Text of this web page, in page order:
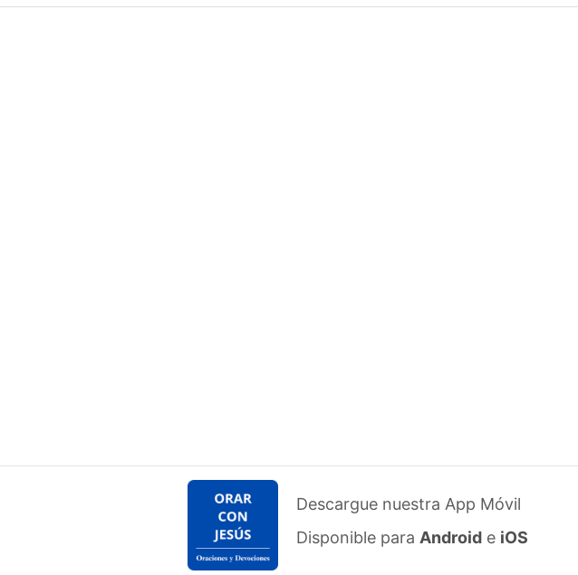
Descargue nuestra App Móvil
Disponible para Android e iOS